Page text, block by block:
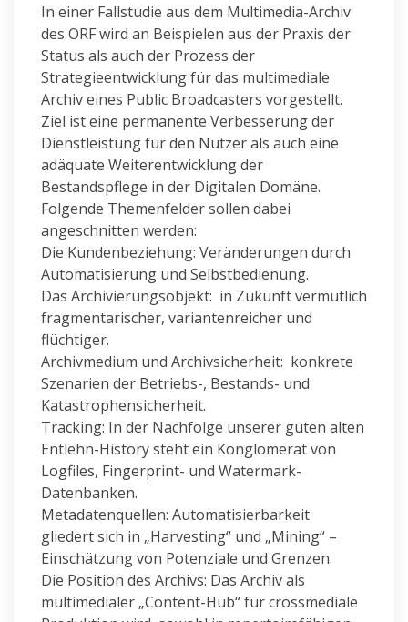
In einer Fallstudie aus dem Multimedia-Archiv
des ORF wird an Beispielen aus der Praxis der
Status als auch der Prozess der
Strategieentwicklung für das multimediale
Archiv eines Public Broadcasters vorgestellt.
Ziel ist eine permanente Verbesserung der
Dienstleistung für den Nutzer als auch eine
adäquate Weiterentwicklung der
Bestandspflege in der Digitalen Domäne.
Folgende Themenfelder sollen dabei
angeschnitten werden:
Die Kundenbeziehung: Veränderungen durch
Automatisierung und Selbstbedienung.
Das Archivierungsobjekt: in Zukunft vermutlich
fragmentarischer, variantenreicher und
flüchtiger.
Archivmedium und Archivsicherheit: konkrete
Szenarien der Betriebs-, Bestands- und
Katastrophensicherheit.
Tracking: In der Nachfolge unserer guten alten
Entlehn-History steht ein Konglomerat von
Logfiles, Fingerprint- und Watermark-
Datenbanken.
Metadatenquellen: Automatisierbarkeit
gliedert sich in „Harvesting“ und „Mining“ –
Einschätzung von Potenziale und Grenzen.
Die Position des Archivs: Das Archiv als
multimedialer „Content-Hub“ für crossmediale